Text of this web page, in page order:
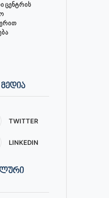
ცენტრის
TWITTER
LINKEDIN